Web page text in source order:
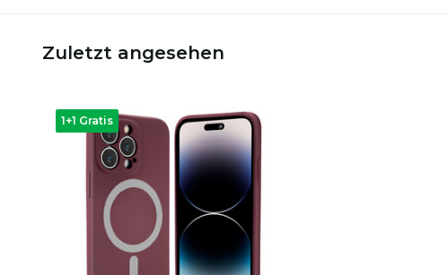
Zuletzt angesehen
1+1 Gratis